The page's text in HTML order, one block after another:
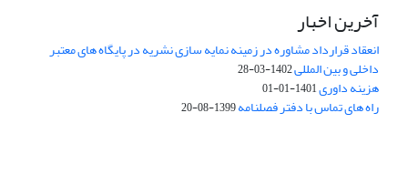
آخرین اخبار
انعقاد قرارداد مشاوره در زمینه نمایه سازی نشریه در پایگاه های معتبر
داخلی و بین المللی1402-03-28
هزینه داوری1401-01-01
راه های تماس با دفتر فصلنامه1399-08-20